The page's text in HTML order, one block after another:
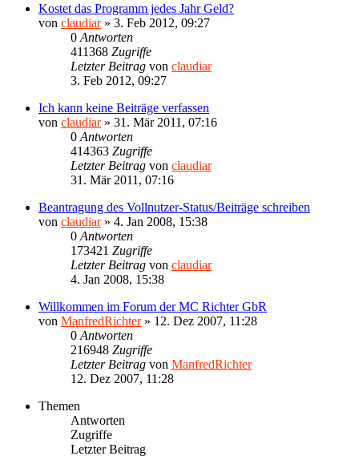
Kostet das Programm jedes Jahr Geld?
von claudiar» 3. Feb 2012, 09:27
0 Antworten
411368 Zugriffe
Letzter Beitrag von claudiar
3. Feb 2012, 09:27
Ich kann keine Beiträge verfassen
von claudiar» 31. Mär 2011, 07:16
0 Antworten
414363 Zugriffe
Letzter Beitrag von claudiar
31. Mär 2011, 07:16
Beantragung des Vollnutzer-Status/Beiträge schreiben
von claudiar» 4. Jan 2008, 15:38
0 Antworten
173421 Zugriffe
Letzter Beitrag von claudiar
4. Jan 2008, 15:38
Willkommen im Forum der MC Richter GbR
von ManfredRichter» 12. Dez 2007, 11:28
0 Antworten
216948 Zugriffe
Letzter Beitrag von ManfredRichter
12. Dez 2007, 11:28
Themen
Antworten
Zugriffe
Letzter Beitrag